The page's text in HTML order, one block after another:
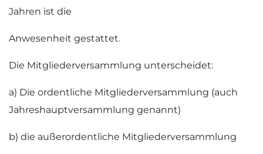
Jahren ist die
Anwesenheit gestattet.
Die Mitgliederversammlung unterscheidet:
a) Die ordentliche Mitgliederversammlung (auch
Jahreshauptversammlung genannt)
b) die außerordentliche Mitgliederversammlung